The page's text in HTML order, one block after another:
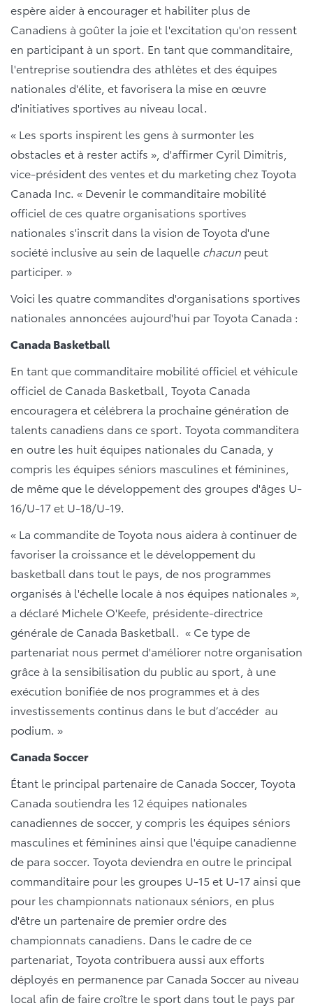
espère aider à encourager et habiliter plus de
Canadiens à goûter la joie et l'excitation qu'on ressent
en participant à un sport. En tant que commanditaire,
l'entreprise soutiendra des athlètes et des équipes
nationales d'élite, et favorisera la mise en œuvre
d'initiatives sportives au niveau local.
« Les sports inspirent les gens à surmonter les
obstacles et à rester actifs », d'affirmer Cyril Dimitris,
vice-président des ventes et du marketing chez Toyota
Canada Inc. « Devenir le commanditaire mobilité
officiel de ces quatre organisations sportives
nationales s'inscrit dans la vision de Toyota d'une
société inclusive au sein de laquelle chacun peut
participer. »
Voici les quatre commandites d'organisations sportives
nationales annoncées aujourd'hui par Toyota Canada :
Canada Basketball
En tant que commanditaire mobilité officiel et véhicule
officiel de Canada Basketball, Toyota Canada
encouragera et célébrera la prochaine génération de
talents canadiens dans ce sport. Toyota commanditera
en outre les huit équipes nationales du Canada, y
compris les équipes séniors masculines et féminines,
de même que le développement des groupes d'âges U-
16/U-17 et U-18/U-19.
« La commandite de Toyota nous aidera à continuer de
favoriser la croissance et le développement du
basketball dans tout le pays, de nos programmes
organisés à l'échelle locale à nos équipes nationales »,
a déclaré Michele O'Keefe, présidente-directrice
générale de Canada Basketball. « Ce type de
partenariat nous permet d'améliorer notre organisation
grâce à la sensibilisation du public au sport, à une
exécution bonifiée de nos programmes et à des
investissements continus dans le but d’accéder au
podium. »
Canada Soccer
Étant le principal partenaire de Canada Soccer, Toyota
Canada soutiendra les 12 équipes nationales
canadiennes de soccer, y compris les équipes séniors
masculines et féminines ainsi que l'équipe canadienne
de para soccer. Toyota deviendra en outre le principal
commanditaire pour les groupes U-15 et U-17 ainsi que
pour les championnats nationaux séniors, en plus
d'être un partenaire de premier ordre des
championnats canadiens. Dans le cadre de ce
partenariat, Toyota contribuera aussi aux efforts
déployés en permanence par Canada Soccer au niveau
local afin de faire croître le sport dans tout le pays par